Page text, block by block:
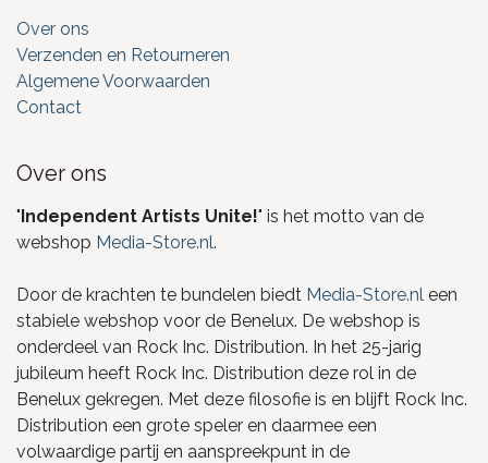
Over ons
Verzenden en Retourneren
Algemene Voorwaarden
Contact
Over ons
"Independent Artists Unite!" is het motto van de
webshop Media-Store.nl.
Door de krachten te bundelen biedt Media-Store.nl een
stabiele webshop voor de Benelux. De webshop is
onderdeel van Rock Inc. Distribution. In het 25-jarig
jubileum heeft Rock Inc. Distribution deze rol in de
Benelux gekregen. Met deze filosofie is en blijft Rock Inc.
Distribution een grote speler en daarmee een
volwaardige partij en aanspreekpunt in de